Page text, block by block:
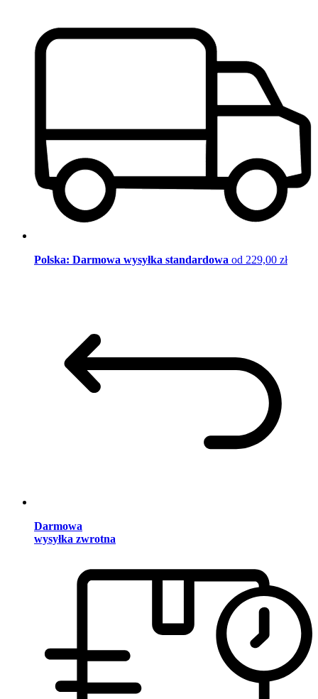
Polska: Darmowa wysyłka standardowa od 229,00 zł
Darmowa
wysyłka zwrotna